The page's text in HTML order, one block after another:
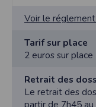
Voir le réglement
Tarif sur place
2 euros sur place
Retrait des
Le retrait des
partir de 7h45